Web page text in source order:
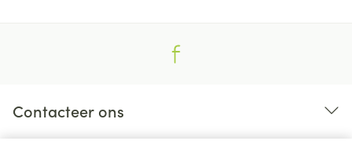
Contacteer ons